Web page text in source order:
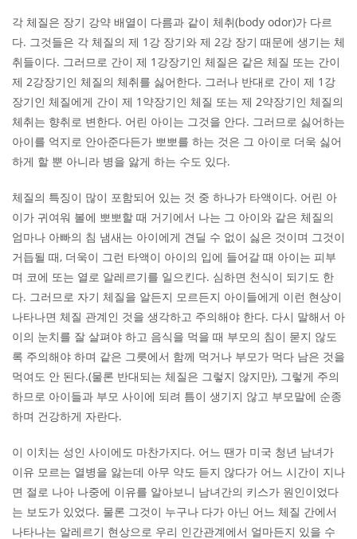
각 체질은 장기 강약 배열이 다름과 같이 체취(body odor)가 다르
다. 그것들은 각 체질의 제 1강 장기와 제 2강 장기 때문에 생기는 체
취들이다. 그러므로 간이 제 1강장기인 체질은 같은 체질 또는 간이
제 2강장기인 체질의 체취를 싫어한다. 그러나 반대로 간이 제 1강
장기인 체질에게 간이 제 1약장기인 체질 또는 제 2약장기인 체질의
체취는 향취로 변한다. 어린 아이는 그것을 안다. 그러므로 싫어하는
아이를 억지로 안아준다든가 뽀뽀를 하는 것은 그 아이로 더욱 싫어
하게 할 뿐 아니라 병을 앓게 하는 수도 있다.
체질의 특징이 많이 포함되어 있는 것 중 하나가 타액이다. 어린 아
이가 귀여워 볼에 뽀뽀할 때 거기에서 나는 그 아이와 같은 체질의
엄마나 아빠의 침 냄새는 아이에게 견딜 수 없이 싫은 것이며 그것이
거듭될 때, 더욱이 그런 타액이 아이의 입에 들어갈 때 아이는 피부
며 코에 또는 열로 알레르기를 일으킨다. 심하면 천식이 되기도 한
다. 그러므로 자기 체질을 알든지 모르든지 아이들에게 이런 현상이
나타나면 체질 관계인 것을 생각하고 주의해야 한다. 다시 말해서 아
이의 눈치를 잘 살펴야 하고 음식을 먹을 때 부모의 침이 묻지 않도
록 주의해야 하며 같은 그릇에서 함께 먹거나 부모가 먹다 남은 것을
먹여도 안 된다.(물론 반대되는 체질은 그렇지 않지만), 그렇게 주의
하므로 아이들과 부모 사이에 되려 틈이 생기지 않고 부모말에 순종
하며 건강하게 자란다.
이 이치는 성인 사이에도 마찬가지다. 어느 땐가 미국 청년 남녀가
이유 모르는 열병을 앓는데 아무 약도 듣지 않다가 어느 시간이 지나
면 절로 나아 나중에 이유를 알아보니 남녀간의 키스가 원인이었다
는 보도가 있었다. 물론 그것이 누구나 다가 아닌 어느 체질 간에서
나타나는 알레르기 현상으로 우리 인간관계에서 얼마든지 있을 수